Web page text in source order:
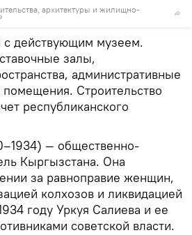
архитектуры и жилищно-
с действующим музеем.
залы,
административные
Строительство
республиканского
— общественно-
Кыргызстана. Она
за равноправие женщин,
колхозов и ликвидацией
году Уркуя Салиева и ее
советской власти.